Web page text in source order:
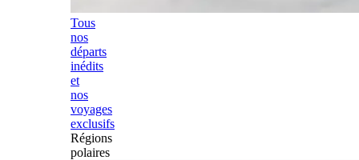
Tous
nos
départs
inédits
et
nos
voyages
exclusifs
Régions
polaires